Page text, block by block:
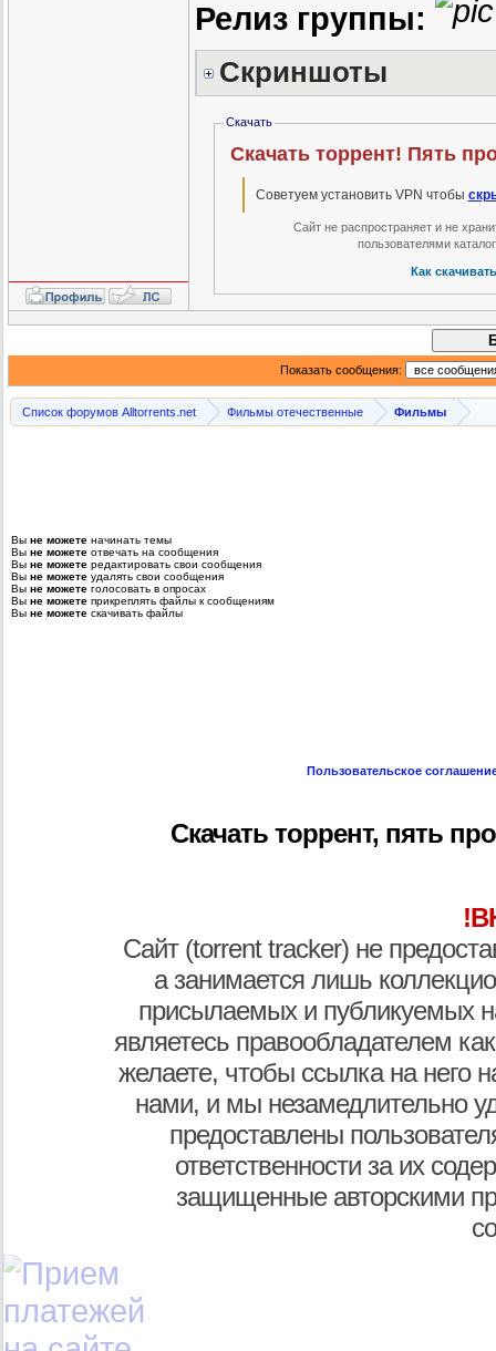
Релиз группы:
Скриншоты
Скачать
Скачать торрент! Пять
Советуем установить VPN чтобы
Сайт не распространяет и не
пользователями
Как
Показать сообщения:
Список форумов Alltorrents.net Фильмы отечественные Фильмы
Вы не можете начинать темы
Вы не можете отвечать на сообщения
Вы не можете редактировать свои сообщения
Вы не можете удалять свои сообщения
Вы не можете голосовать в опросах
Вы не можете прикреплять файлы к сообщениям
Вы не можете скачивать файлы
Пользовательское
Скачать торрент, пять
Сайт (torrent tracker) не
а занимается лишь
присылаемых и публикуемых
являетесь правообладателем
желаете, чтобы ссылка на него
нами, и мы незамедлительно
предоставлены
ответственности за их
защищенные авторскими